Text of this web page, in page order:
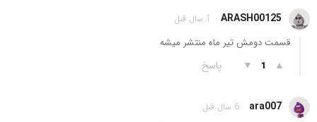
ARASH00125 1 سال قبل
قسمت دومش تیر ماه منتشر میشه
▲
1
▼ پاسخ
ara007 6 سال قبل